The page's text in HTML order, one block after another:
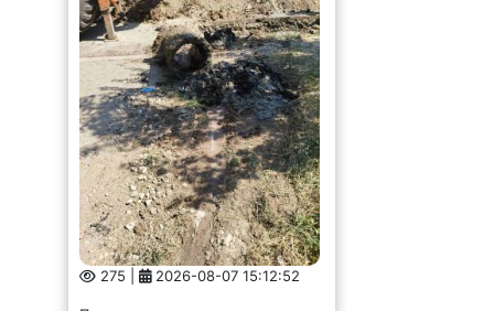
битови отпадъци и други
предмети, които нямат място...
Представиха
резултатите от тестов
туристически
маршрут